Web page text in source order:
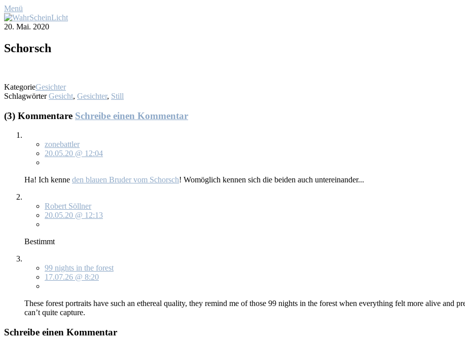
Menü
20. Mai. 2020
Schorsch
KategorieGesichter
Schlagwörter Gesicht, Gesichter, Still
(3) Kommentare Schreibe einen Kommentar
zonebattler
20.05.20 @ 12:04
Ha! Ich ken­ne den blau­en Bru­der vom Schorsch! Wo­mög­lich ken­nen sich die bei­den auch un­ter­ein­an­der...
Robert Söllner
20.05.20 @ 12:13
Be­stimmt
99 nights in the forest
17.07.26 @ 8:20
The­se fo­rest por­traits have such an ethe­re­al qua­li­ty, they re­mind me of tho­se 99 nights in the fo­rest when ever­y­thing felt mo­re ali­ve and
can’t quite cap­tu­re.
Schreibe einen Kommentar